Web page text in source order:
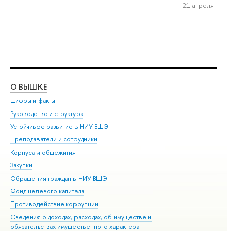
21 апреля
О ВЫШКЕ
Цифры и факты
Руководство и структура
Устойчивое развитие в НИУ ВШЭ
Преподаватели и сотрудники
Корпуса и общежития
Закупки
Обращения граждан в НИУ ВШЭ
Фонд целевого капитала
Противодействие коррупции
Сведения о доходах, расходах, об имуществе и
обязательствах имущественного характера